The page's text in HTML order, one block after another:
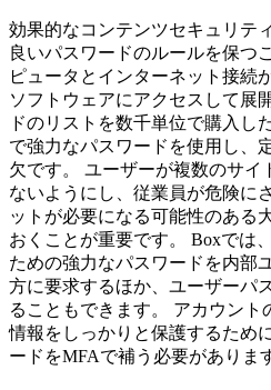
効果的なコンテンツセキュリテ
良いパスワードのルールを保つ
ピュータとインターネット接続
ソフトウェアにアクセスして展
ドのリストを数千単位で購入し
で強力なパスワードを使用し、
欠です。 ユーザーが複数のサイ
ないようにし、従業員が危険に
ットが必要になる可能性のある
おくことが重要です。 Boxでは
ための強力なパスワードを内部
方に要求するほか、ユーザーパ
ることもできます。 アカウント
情報をしっかりと保護するため
ードをMFAで補う必要がありま